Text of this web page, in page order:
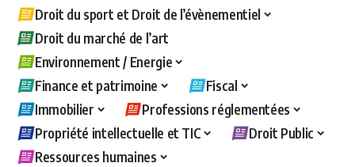
Droit du sport et Droit de l’évènementiel
Droit du marché de l’art
Environnement / Energie
Finance et patrimoine
Fiscal
Immobilier
Professions réglementées
Propriété intellectuelle et TIC
Droit Public
Ressources humaines